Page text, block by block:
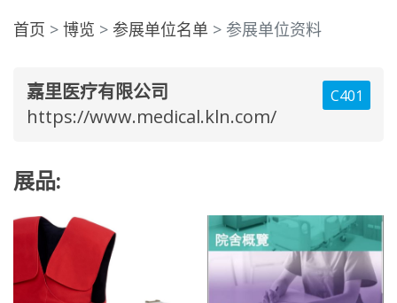
首页 博览 参展单位名单 参展单位资料
C401
嘉里医疗有限公司
https://www.medical.kln.com/
展品: